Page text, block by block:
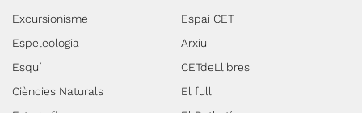
Excursionisme
Espeleologia
Esquí
Ciències Naturals
Espai CET
Arxiu
CETdeLlibres
El full